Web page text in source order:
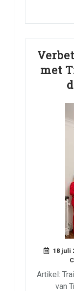
met
18 juli
Artikel:
van